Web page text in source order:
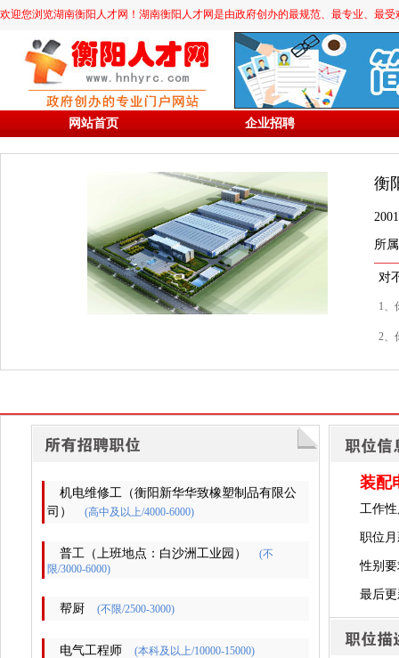
欢迎您浏览湖南衡阳人才网！湖南衡阳人才网是由政府创办的最规范、最专业、最
网站首页 企业招聘
衡
所
对
1、
2、
机电维修工（衡阳新华华致橡塑制品有限公
司）
(高中及以上/4000-6000)
普工（上班地点：白沙洲工业园）
(不
限/3000-6000)
帮厨 (不限/2500-3000)
电气工程师 (本科及以上/10000-15000)
装配
工作
职位
性别
最后